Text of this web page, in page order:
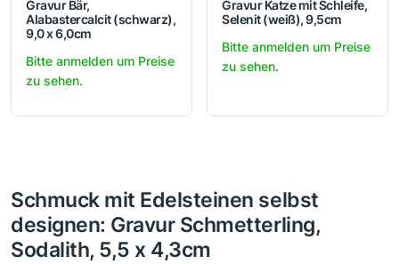
Gravur Bär,
Alabastercalcit (schwarz),
9,0 x 6,0cm
Bitte anmelden um Preise
zu sehen.
Gravur Katze mit Schleife,
Selenit (weiß), 9,5cm
Bitte anmelden um Preise
zu sehen.
Schmuck mit Edelsteinen selbst
designen: Gravur Schmetterling,
Sodalith, 5,5 x 4,3cm